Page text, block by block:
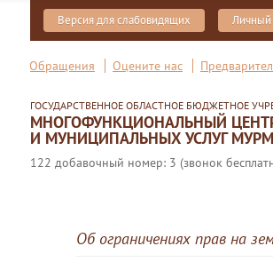
Версия для слабовидящих Личный
Обращения Оцените нас
ГОСУДАРСТВЕННОЕ ОБЛАСТНОЕ БЮДЖЕТНОЕ
МНОГОФУНКЦИОНАЛЬНЫЙ
И МУНИЦИПАЛЬНЫХ УСЛУГ
122 добавочный номер: 3 (звонок
Об ограничениях прав на